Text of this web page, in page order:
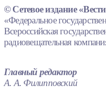
© Сетевое издание
«Федеральное
Всероссийская
радиовещательная
Главный редактор
А. А. Филипповский